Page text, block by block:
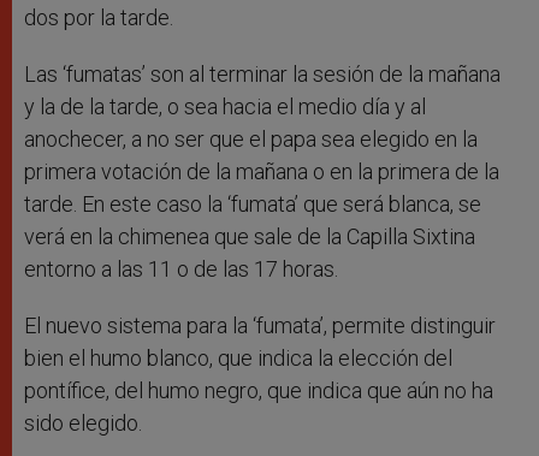
dos por la tarde.
Las ‘fumatas’ son al terminar la sesión de la mañana
y la de la tarde, o sea hacia el medio día y al
anochecer, a no ser que el papa sea elegido en la
primera votación de la mañana o en la primera de la
tarde. En este caso la ‘fumata’ que será blanca, se
verá en la chimenea que sale de la Capilla Sixtina
entorno a las 11 o de las 17 horas.
El nuevo sistema para la ‘fumata’, permite distinguir
bien el humo blanco, que indica la elección del
pontífice, del humo negro, que indica que aún no ha
sido elegido.